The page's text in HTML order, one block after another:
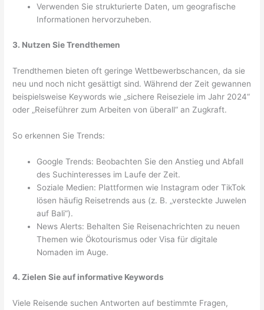
Verwenden Sie strukturierte Daten, um geografische
Informationen hervorzuheben.
3. Nutzen Sie Trendthemen
Trendthemen bieten oft geringe Wettbewerbschancen, da sie
neu und noch nicht gesättigt sind. Während der Zeit gewannen
beispielsweise Keywords wie „sichere Reiseziele im Jahr 2024“
oder „Reiseführer zum Arbeiten von überall“ an Zugkraft.
So erkennen Sie Trends:
Google Trends: Beobachten Sie den Anstieg und Abfall
des Suchinteresses im Laufe der Zeit.
Soziale Medien: Plattformen wie Instagram oder TikTok
lösen häufig Reisetrends aus (z. B. „versteckte Juwelen
auf Bali“).
News Alerts: Behalten Sie Reisenachrichten zu neuen
Themen wie Ökotourismus oder Visa für digitale
Nomaden im Auge.
4. Zielen Sie auf informative Keywords
Viele Reisende suchen Antworten auf bestimmte Fragen,